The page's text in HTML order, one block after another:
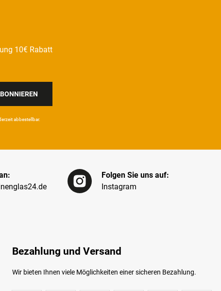
10€ Rabatt
ab­bestel­lbar.
Folgen Sie uns auf:
Instagram
Bezahlung und Versand
Wir bieten Ihnen viele Möglichkeiten einer sicheren Bezahlung.